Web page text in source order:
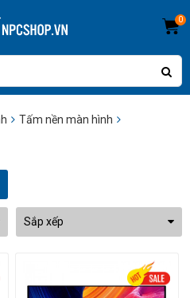
0
Tấm nền màn hình
Sắp xếp